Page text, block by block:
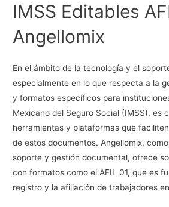
IMSS Editables
Angellomix
En el ámbito de la tecnología y el
especialmente en lo que respecta a la
y formatos específicos para
Mexicano del Seguro Social (IMSS), es
herramientas y plataformas que
de estos documentos. Angellomix,
soporte y gestión documental, ofrece
con formatos como el AFIL 01, que es
registro y la afiliación de trabajadores